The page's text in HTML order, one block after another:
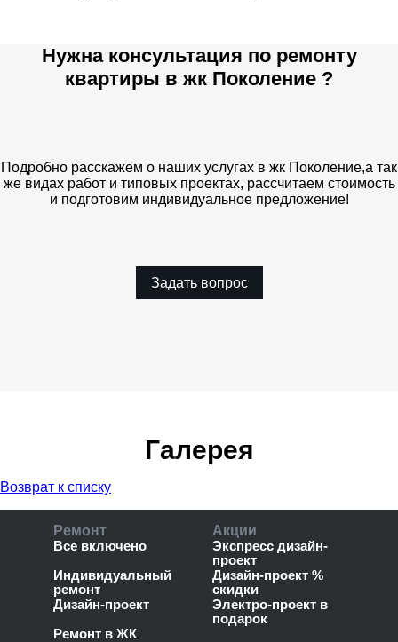
Нужна консультация по ремонту
квартиры в жк Поколение ?
Подробно расскажем о наших услугах в жк Поколение,а так
же видах работ и типовых проектах, рассчитаем стоимость
и подготовим индивидуальное предложение!
Задать вопрос
Галерея
Возврат к списку
Ремонт
Все включено
Индивидуальный
ремонт
Дизайн-проект
Ремонт в ЖК
Акции
Экспресс дизайн-
проект
Дизайн-проект %
скидки
Электро-проект в
подарок